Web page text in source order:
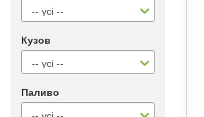
Кузов
Паливо